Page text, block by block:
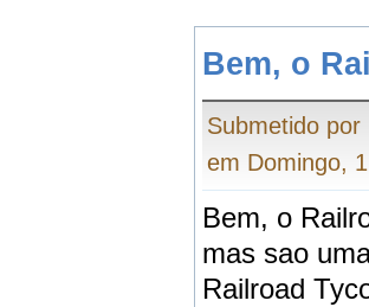
Bem, o
Submetido por
em Domingo,
Bem, o
mas sao
Railroad